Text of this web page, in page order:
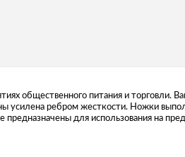
общественного питания и торговли.
усилена ребром жесткости. Ножки
для использования на